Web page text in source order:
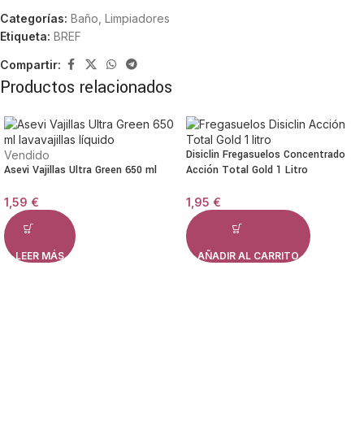
Categorías: Baño Limpiadores
Etiqueta: BREF
Compartir:
Productos relacionados
Vendido
Asevi Vajillas Ultra Green 650 ml
1,59 €
LEER MÁS
Disiclin Fregasuelos Concentrado
Acción Total Gold 1 Litro
1,95 €
AÑADIR AL CARRITO